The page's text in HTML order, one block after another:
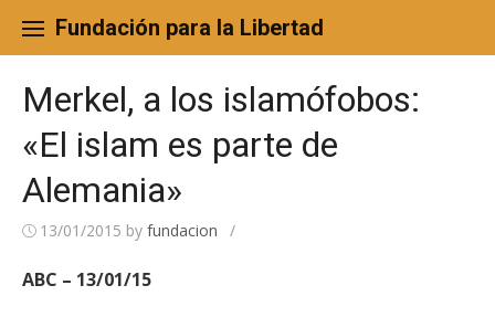
content
Fundación para la Libertad
Merkel, a los islamófobos:
«El islam es parte de
Alemania»
13/01/2015 by fundacion /
ABC – 13/01/15